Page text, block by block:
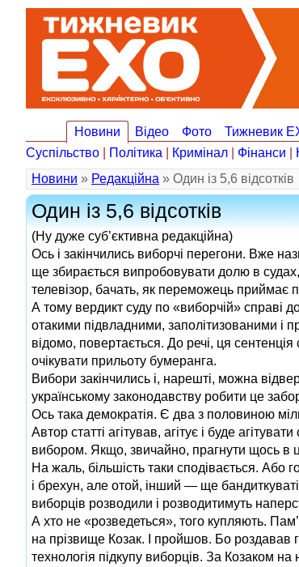
Новини Відео Фото Тижневик
Суспільство
Політика Кримінал Фінанси
Новини » Редакційна » Один із 5,6 відсотків
Один із 5,6 відсотків
(Ну дуже суб’єктивна редакційна)
Ось і закінчились виборчі перегони. Вже
ще збирається випробовувати долю в
телевізор, бачать, як переможець приймає
А тому вердикт суду по «виборчій» справі
отакими підвладними, заполітизованими і
відомо, повертається. До речі, ця
очікувати прильоту бумеранга.
Вибори закінчились і, нарешті, можна
українському законодавству робити це
Ось така демократія. Є два з половиною
Автор статті агітував, агітує і буде
вибором. Якщо, звичайно, прагнути щось в
На жаль, більшість таки сподівається.
і брехун, але отой, інший — ще
виборців розводили і розводитимуть
А хто не «розведеться», того купляють.
на прізвище Козак. І пройшов. Бо роздавав
технологія підкупу виборців. За Козаком